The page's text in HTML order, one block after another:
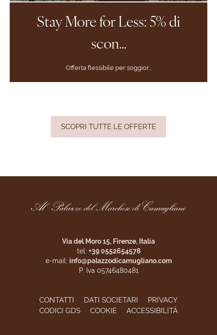
Stay More for Less: 5% di
scon...
Offerta flessibile per soggior...
SCOPRI TUTTE LE OFFERTE
Via del Moro 15, Firenze, Italia
tel: +39 0552654578
e-mail: info@palazzodicamugliano.com
P. Iva 05746480481
CONTATTI DATI SOCIETARI
PRIVACY
CODICI GDS
COOKIE ACCESSIBILITÀ